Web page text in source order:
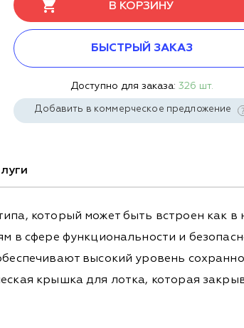
В КОРЗИНУ
БЫСТРЫЙ ЗАКАЗ
Доступно для заказа: 326 шт.
Добавить в коммерческое предложение
который может быть встроен как в
в сфере функциональности и
высокий уровень
крышка для лотка, которая